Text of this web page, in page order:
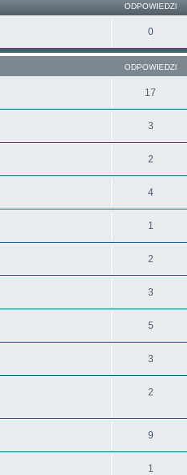
ODPOWIEDZI
0
ODPOWIEDZI
17
3
2
4
1
2
3
5
3
2
9
1